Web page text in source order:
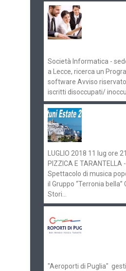
Società Informatica -
a Lecce, ricerca un
software Avviso
iscritti disoccupati/
LUGLIO 2018 11 lug ore
PIZZICA E TARANTELLA -
Spettacolo di musica
il Gruppo “Terronia bella”
Stori...
"Aeroporti di Puglia"